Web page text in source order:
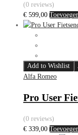
(0 reviews)
€ 599,00
Add to Wishlist
Alfa Romeo
Pro User
(0 reviews)
€ 339,00